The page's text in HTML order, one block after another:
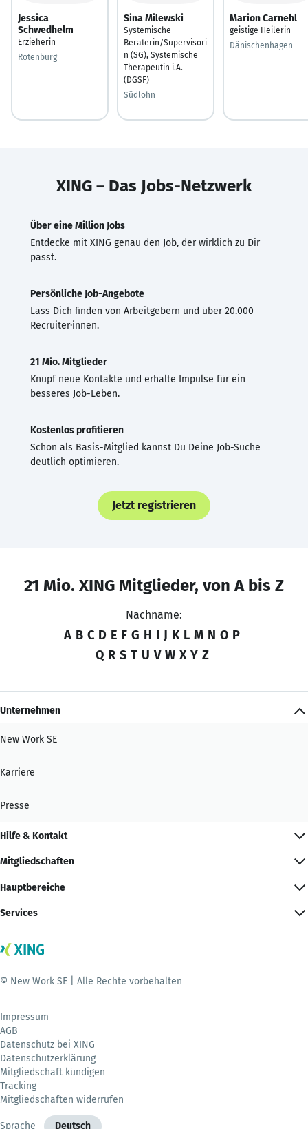
Jessica
Schwedhelm
Erzieherin
Rotenburg
Sina Milewski
Systemische
Beraterin/Supervisori
n (SG), Systemische
Therapeutin i.A.
(DGSF)
Südlohn
Marion Carnehl
geistige Heilerin
Dänischenhagen
XING – Das Jobs-Netzwerk
Über eine Million Jobs
Entdecke mit XING genau den Job, der wirklich zu Dir
passt.
Persönliche Job-Angebote
Lass Dich finden von Arbeitgebern und über 20.000
Recruiter·innen.
21 Mio. Mitglieder
Knüpf neue Kontakte und erhalte Impulse für ein
besseres Job-Leben.
Kostenlos profitieren
Schon als Basis-Mitglied kannst Du Deine Job-Suche
deutlich optimieren.
Jetzt registrieren
21 Mio. XING Mitglieder, von A bis Z
Nachname:
A B C D E F G H I J K L M N O P
Q R S T U V W X Y Z
Unternehmen
New Work SE
Karriere
Presse
Hilfe & Kontakt
Mitgliedschaften
Hauptbereiche
Services
© New Work SE | Alle Rechte vorbehalten
Impressum
AGB
Datenschutz bei XING
Datenschutzerklärung
Mitgliedschaft kündigen
Tracking
Mitgliedschaften widerrufen
Sprache Deutsch